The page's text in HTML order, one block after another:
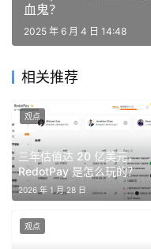
截至目前，已经有约
的设置。Ebunker 也已
供方，我们始终关注以
在旧版本（例如 3000
提高 Gas Limit 并不
实际上，大概率是赚
血鬼？
2025 年 6 月 4 日 14:48
相关推荐
三年估值达 20 亿美元，
RedotPay 是怎么玩的？
2026 年 1 月 28 日
观点
观点